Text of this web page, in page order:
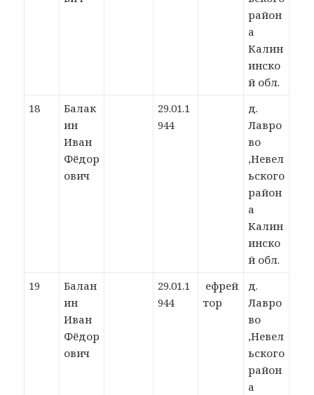
район
а
Калин
инско
й обл.
18
Балак
ин
Иван
Фёдор
ович
29.01.1
944
д.
Лавро
во
,Невел
ьского
район
а
Калин
инско
й обл.
19
Балан
ин
Иван
Фёдор
ович
29.01.1
944
ефрей
тор
д.
Лавро
во
,Невел
ьского
район
а